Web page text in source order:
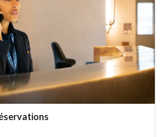
only.person_card_info